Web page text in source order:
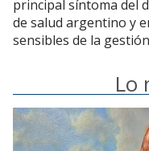
principal síntoma del
de salud argentino y
sensibles de la
Lo